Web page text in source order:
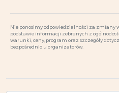
Nie ponosimy odpowiedzialności za zmiany
podstawie informacji zebranych z
warunki, ceny, program oraz szczegóły
bezpośrednio u organizatorów.